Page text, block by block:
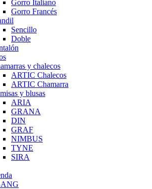
Gorro Italiano
Gorro Francés
Sencillo
Doble
y chalecos
ARTIC Chalecos
ARTIC Chamarra
y blusas
ARIA
GRANA
DIN
GRAF
NIMBUS
TYNE
SIRA